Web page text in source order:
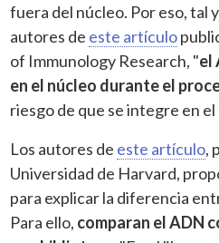
fuera del núcleo. Por eso, tal
autores de este artículo
of Immunology Research, "el
en el núcleo durante el
riesgo de que se integre en el
Los autores de este artículo,
Universidad de Harvard,
para explicar la diferencia
Para ello, comparan el ADN